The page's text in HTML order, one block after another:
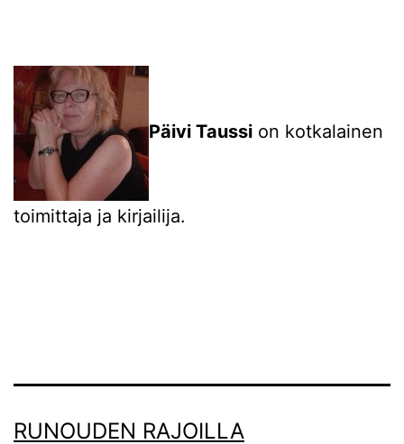
Päivi Taussi on kotkalainen
toimittaja ja kirjailija.
RUNOUDEN RAJOILLA